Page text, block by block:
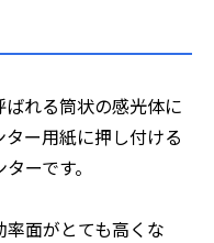
れる筒状の感光体に
ー用紙に押し付ける
ーです。
率面がとても高くな